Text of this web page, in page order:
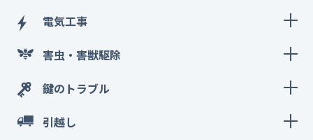
電気工事
害虫・害獣駆除
鍵のトラブル
引越し